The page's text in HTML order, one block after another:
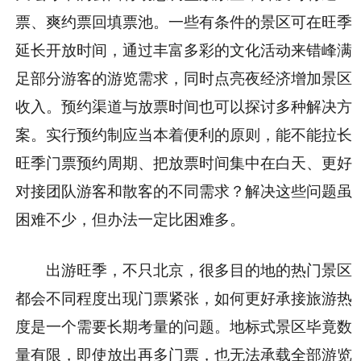
票、爽约票回填票池。一些有条件的景区可在旺季
延长开放时间，通过丰富多彩的文化活动来错峰满
足部分游客的游览需求，同时点亮夜经济增加景区
收入。预约渠道与放票时间也可以探讨多种解决方
案。实行预约制应当本着便利的原则，能不能拉长
旺季门票预约周期、把放票时间集中在白天、更好
对接团队游客和散客的不同需求？解决这些问题虽
困难不少，但办法一定比困难多。
出游旺季，不只北京，很多目的地的热门景区
都会不同程度出现门票紧张，如何更好承接旅游热
度是一个需要长期考量的问题。地标式景区毕竟数
量有限，即使放出再多门票，也无法承载全部游览